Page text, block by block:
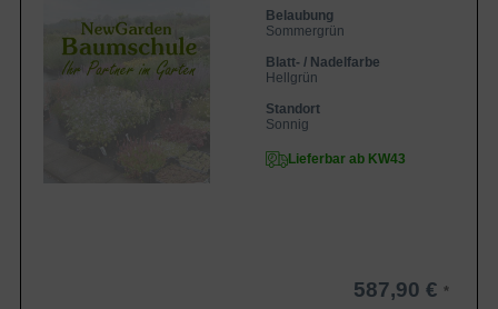
Belaubung
Sommergrün
Blatt- / Nadelfarbe
Hellgrün
Standort
Sonnig
Lieferbar ab KW43
587,90 €